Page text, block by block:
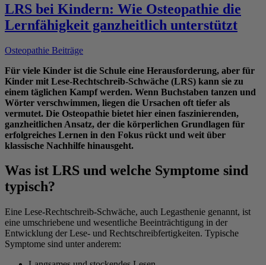
LRS bei Kindern: Wie Osteopathie die
Lernfähigkeit ganzheitlich unterstützt
Osteopathie Beiträge
Für viele Kinder ist die Schule eine Herausforderung, aber für
Kinder mit Lese-Rechtschreib-Schwäche (LRS) kann sie zu
einem täglichen Kampf werden. Wenn Buchstaben tanzen und
Wörter verschwimmen, liegen die Ursachen oft tiefer als
vermutet. Die Osteopathie bietet hier einen faszinierenden,
ganzheitlichen Ansatz, der die körperlichen Grundlagen für
erfolgreiches Lernen in den Fokus rückt und weit über
klassische Nachhilfe hinausgeht.
Was ist LRS und welche Symptome sind
typisch?
Eine Lese-Rechtschreib-Schwäche, auch Legasthenie genannt, ist
eine umschriebene und wesentliche Beeinträchtigung in der
Entwicklung der Lese- und Rechtschreibfertigkeiten. Typische
Symptome sind unter anderem: